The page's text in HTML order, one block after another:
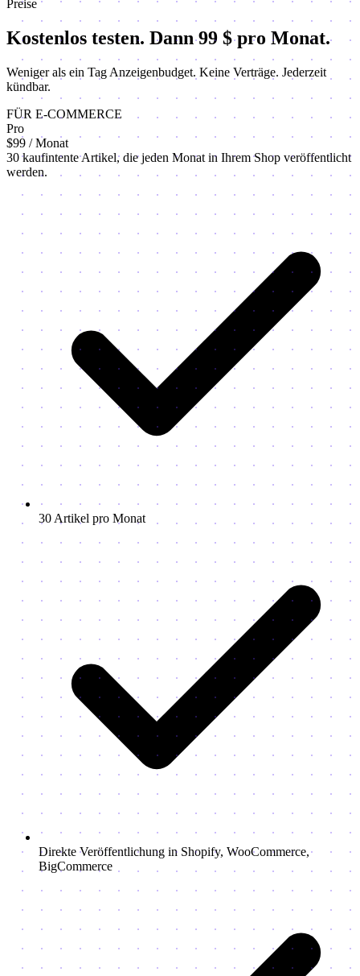
Preise
Kostenlos testen. Dann 99 $ pro Monat.
Weniger als ein Tag Anzeigenbudget. Keine Verträge. Jederzeit
kündbar.
FÜR E-COMMERCE
Pro
$99 / Monat
30 kaufintente Artikel, die jeden Monat in Ihrem Shop veröffentlicht
werden.
30 Artikel pro Monat
Direkte Veröffentlichung in Shopify, WooCommerce,
BigCommerce